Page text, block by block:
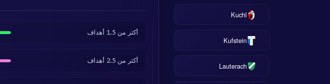
Kuchl
Kufstein
Lauterach
أكثر من 1.5 أهداف
أكثر من 2.5 أهداف